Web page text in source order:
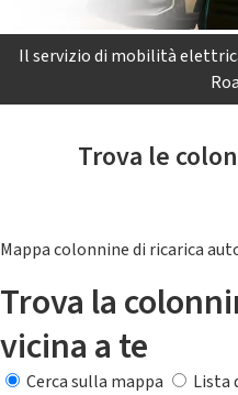
Il servizio di mobilità
Trova le
Mappa colonnine di ricarica
Trova la
vicina a te
Cerca sulla mappa
Lista